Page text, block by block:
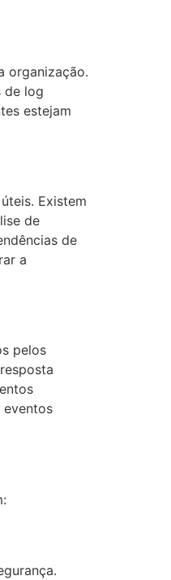
organização.
de log
estejam
Existem
de
de
a
pelos